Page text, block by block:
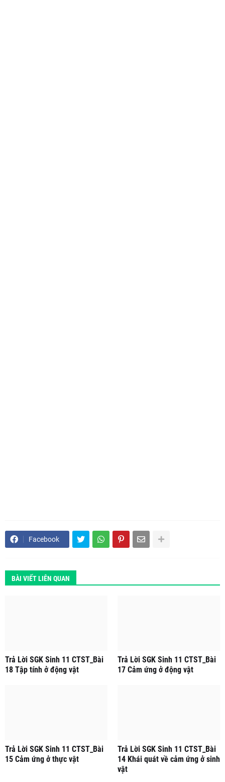
Facebook
BÀI VIẾT LIÊN QUAN
Trả Lời SGK Sinh 11 CTST_Bài
18 Tập tính ở động vật
Trả Lời SGK Sinh 11 CTST_Bài
17 Cảm ứng ở động vật
Trả Lời SGK Sinh 11 CTST_Bài
15 Cảm ứng ở thực vật
Trả Lời SGK Sinh 11 CTST_Bài
14 Khái quát về cảm ứng ở sinh
vật